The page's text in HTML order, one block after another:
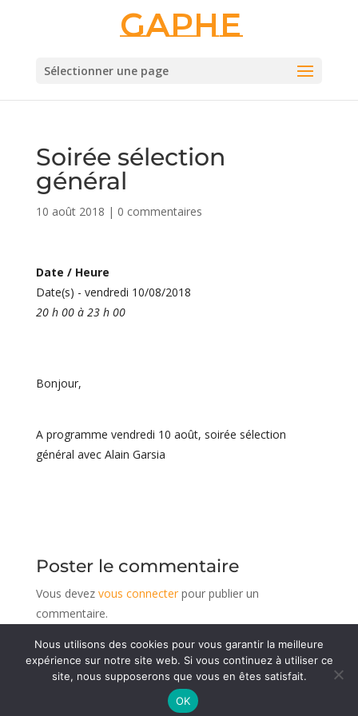
Gaphe
Sélectionner une page
Soirée sélection
général
10 août 2018 | 0 commentaires
Date / Heure
Date(s) - vendredi 10/08/2018
20 h 00 à 23 h 00
Bonjour,
A programme vendredi 10 août, soirée sélection
général avec Alain Garsia
Poster le commentaire
Vous devez vous connecterpour publier un
commentaire.
© 1936 - 2026 Association du GAPHE-Mentions
Réalisé par CeDeeV
Nous utilisons des cookies pour vous garantir la meilleure
expérience sur notre site web. Si vous continuez à utiliser ce
site, nous supposerons que vous en êtes satisfait.
OK